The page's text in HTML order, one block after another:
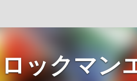
ロックマン